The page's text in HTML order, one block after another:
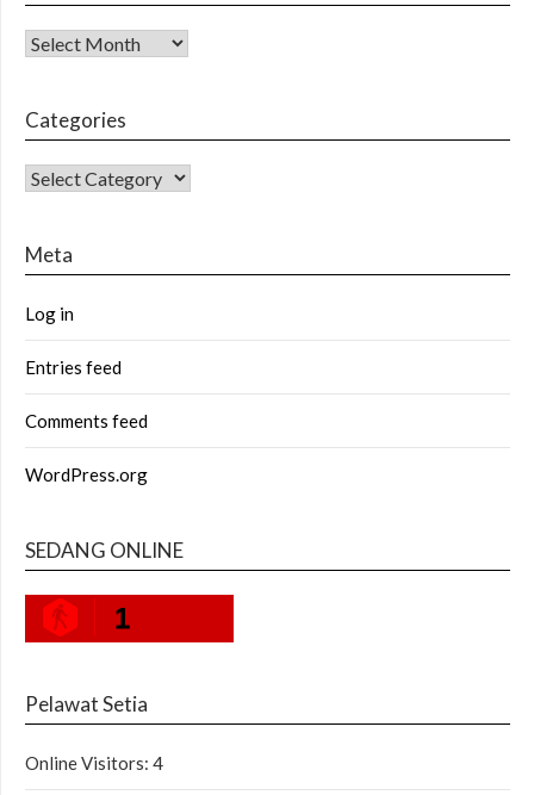
Archives
Categories
CATEGORIES
Meta
Log in
Entries feed
Comments feed
WordPress.org
SEDANG ONLINE
1
Pelawat Setia
Online Visitors: 4